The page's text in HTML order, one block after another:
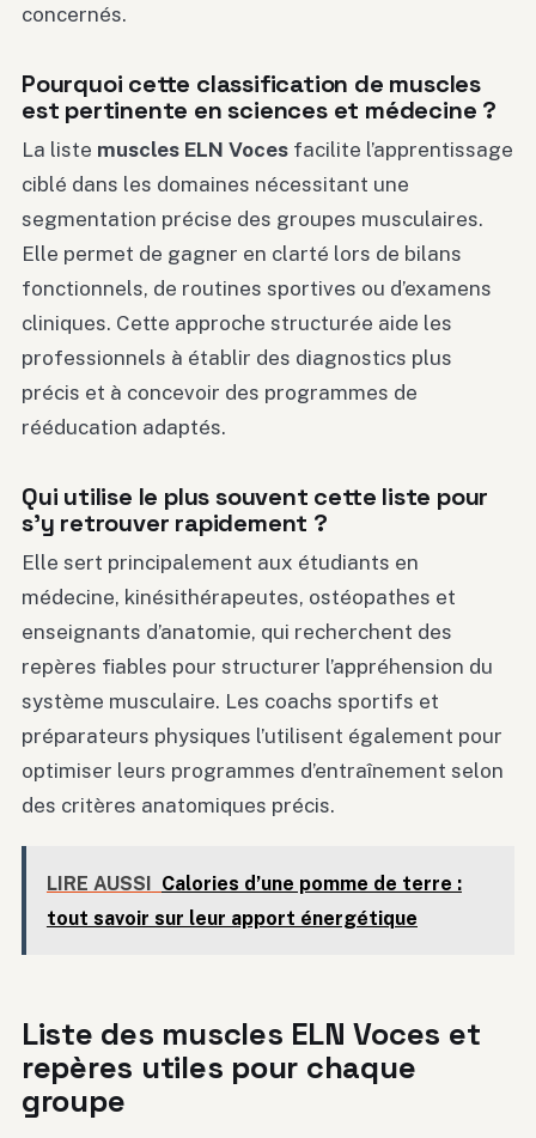
concernés.
Pourquoi cette classification de muscles
est pertinente en sciences et médecine ?
La liste muscles ELN Voces facilite l’apprentissage
ciblé dans les domaines nécessitant une
segmentation précise des groupes musculaires.
Elle permet de gagner en clarté lors de bilans
fonctionnels, de routines sportives ou d’examens
cliniques. Cette approche structurée aide les
professionnels à établir des diagnostics plus
précis et à concevoir des programmes de
rééducation adaptés.
Qui utilise le plus souvent cette liste pour
s’y retrouver rapidement ?
Elle sert principalement aux étudiants en
médecine, kinésithérapeutes, ostéopathes et
enseignants d’anatomie, qui recherchent des
repères fiables pour structurer l’appréhension du
système musculaire. Les coachs sportifs et
préparateurs physiques l’utilisent également pour
optimiser leurs programmes d’entraînement selon
des critères anatomiques précis.
LIRE AUSSI Calories d’une pomme de terre :
tout savoir sur leur apport énergétique
Liste des muscles ELN Voces et
repères utiles pour chaque
groupe